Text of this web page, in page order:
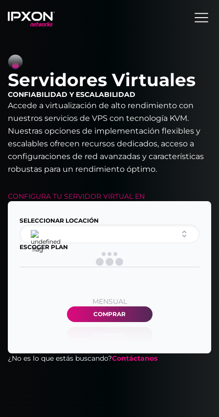
Header
Servidores Virtuales
CONFIABILIDAD Y ESCALABILIDAD
Accede a virtualización de alto rendimiento con
nuestros servicios de VPS con tecnología KVM.
Nuestras opciones de implementación flexibles y
escalables ofrecen recursos dedicados, acceso a
configuraciones de red avanzadas y características
robustas para un rendimiento óptimo.
CONFIGURA TU SERVIDOR VIRTUAL EN
SELECCIONAR LOCACIÓN
ESCOGER PLAN
MENSUAL
COMPRAR
¿No es lo que estás buscando?Contáctanos